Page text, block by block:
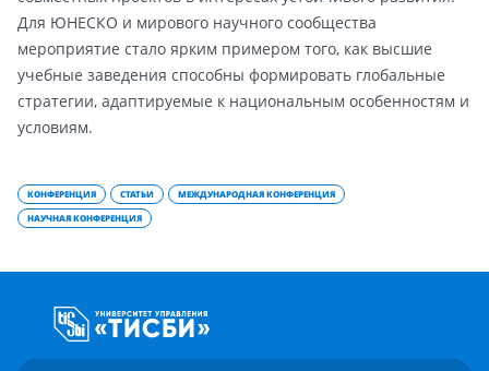
Для ЮНЕСКО и мирового научного сообщества
мероприятие стало ярким примером того, как высшие
учебные заведения способны формировать глобальные
стратегии, адаптируемые к национальным особенностям и
условиям.
КОНФЕРЕНЦИЯ СТАТЬИ
МЕЖДУНАРОДНАЯ КОНФЕРЕНЦИЯ
НАУЧНАЯ КОНФЕРЕНЦИЯ